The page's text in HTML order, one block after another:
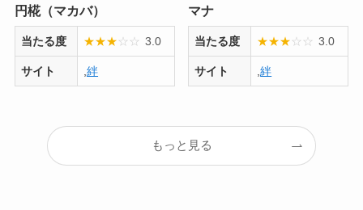
円椛（マカバ）
当たる度 ★★★☆ ☆ 3.0
サイト ,絆
マナ
当たる度 ★★★☆ ☆ 3.0
サイト ,絆
もっと見る